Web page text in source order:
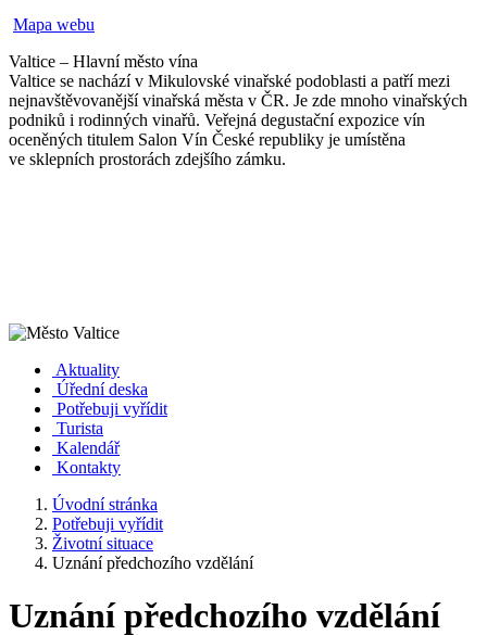
Mapa webu
Valtice – Hlavní město vína
Valtice se nachází v Mikulovské vinařské podoblasti a patří mezi
nejnavštěvovanější vinařská města v ČR. Je zde mnoho vinařských
podniků i rodinných vinařů. Veřejná degustační expozice vín
oceněných titulem Salon Vín České republiky je umístěna
ve sklepních prostorách zdejšího zámku.
Aktuality
Úřední deska
Potřebuji vyřídit
Turista
Kalendář
Kontakty
Úvodní stránka
Potřebuji vyřídit
Životní situace
Uznání předchozího vzdělání
Uznání předchozího vzdělání